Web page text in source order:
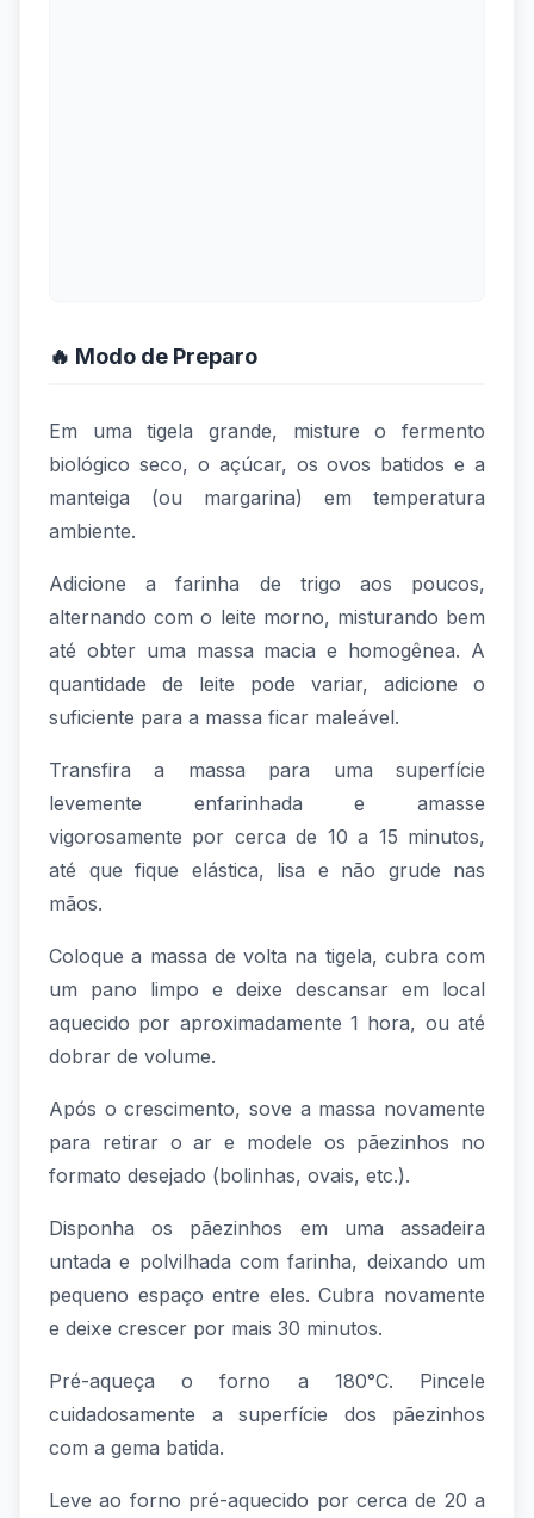
🔥 Modo de Preparo
Em uma tigela grande, misture o fermento
biológico seco, o açúcar, os ovos batidos e a
manteiga (ou margarina) em temperatura
ambiente.
Adicione a farinha de trigo aos poucos,
alternando com o leite morno, misturando bem
até obter uma massa macia e homogênea. A
quantidade de leite pode variar, adicione o
suficiente para a massa ficar maleável.
Transfira a massa para uma superfície
levemente enfarinhada e amasse
vigorosamente por cerca de 10 a 15 minutos,
até que fique elástica, lisa e não grude nas
mãos.
Coloque a massa de volta na tigela, cubra com
um pano limpo e deixe descansar em local
aquecido por aproximadamente 1 hora, ou até
dobrar de volume.
Após o crescimento, sove a massa novamente
para retirar o ar e modele os pãezinhos no
formato desejado (bolinhas, ovais, etc.).
Disponha os pãezinhos em uma assadeira
untada e polvilhada com farinha, deixando um
pequeno espaço entre eles. Cubra novamente
e deixe crescer por mais 30 minutos.
Pré-aqueça o forno a 180°C. Pincele
cuidadosamente a superfície dos pãezinhos
com a gema batida.
Leve ao forno pré-aquecido por cerca de 20 a